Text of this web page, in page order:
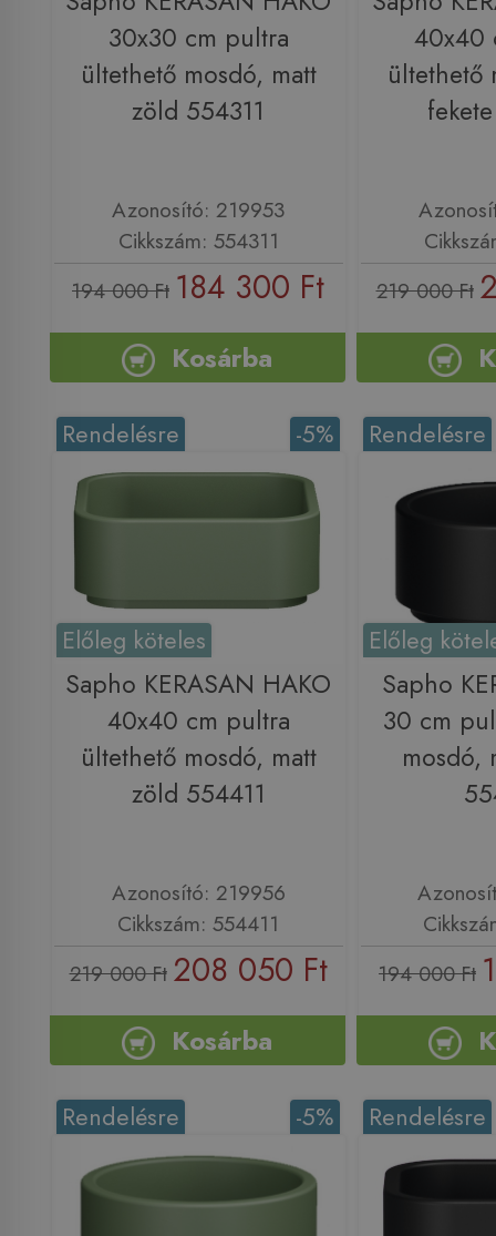
30x30 cm pultra
ültethető mosdó, matt
zöld 554311
Azonosító: 219953
Cikkszám: 554311
194 000 Ft 184 300 Ft
Kosárba
40x40
ültethető
219 000 Ft
-5%
Rendelésre
Előleg köteles
Sapho KERASAN HAKO
40x40 cm pultra
ültethető mosdó, matt
zöld 554411
Azonosító: 219956
Cikkszám: 554411
219 000 Ft 208 050 Ft
Kosárba
Rendelésre
Előleg
Sapho
30 cm
mosdó,
194 000 Ft
-5%
Rendelésre Rendelésre